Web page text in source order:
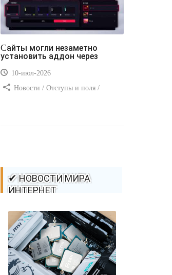
Сайты могли незаметно
установить аддон через
10-июл-2026
Новости / Отступы и поля /
✔ НОВОСТИ МИРА
ИНТЕРНЕТ